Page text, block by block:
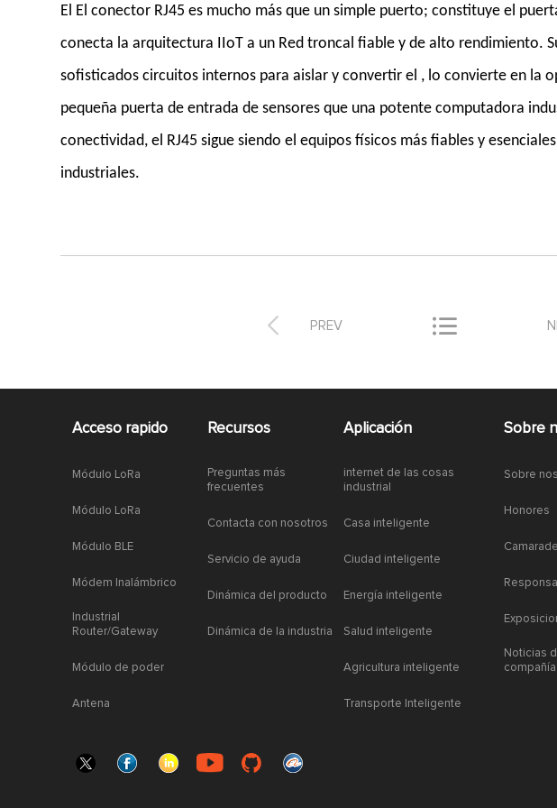
El El conector RJ45 es mucho más que un simple puerto; constituye el
conecta la arquitectura IIoT a un Red troncal fiable y de alto rendimiento.
sofisticados circuitos internos para aislar y convertir el , lo convierte en la
pequeña puerta de entrada de sensores que una potente computadora
conectividad, el RJ45 sigue siendo el equipos físicos más fiables y
industriales.
 PREV 
Acceso rapido
Módulo LoRa
Módulo LoRa
Módulo BLE
Módem Inalámbrico
Industrial
Router/Gateway
Módulo de poder
Antena
Recursos
Preguntas más
frecuentes
Contacta con nosotros
Servicio de ayuda
Dinámica del producto
Dinámica de la industria
Aplicación
internet de las cosas
industrial
Casa inteligente
Ciudad inteligente
Energía inteligente
Salud inteligente
Agricultura inteligente
Transporte Inteligente
Sobre
Sobre
Honores
Noticias
compañía